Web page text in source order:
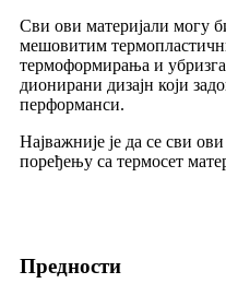
Сви ови материјали могу
мешовитим
термоформирања и
дионирани дизајн који
перформанси.
Најважније је да се сви
поређењу са термосет
Предности